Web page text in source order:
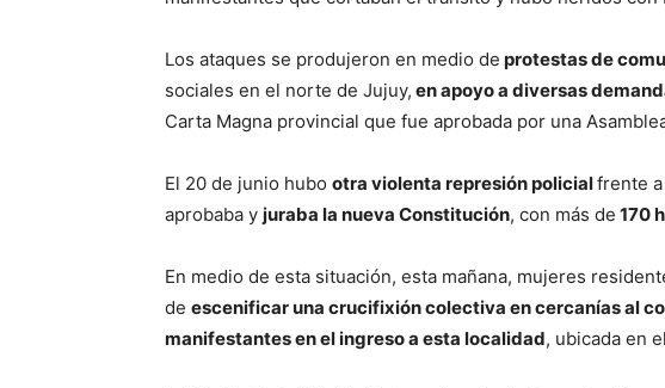
Los ataques se produjeron en medio de protestas de
sociales en el norte de Jujuy, en apoyo a diversas
Carta Magna provincial que fue aprobada por una
El 20 de junio hubo otra violenta represión policialfrente
aprobaba y juraba la nueva Constitución, con más de 170
En medio de esta situación, esta mañana, mujeres
de escenificar una crucifixión colectiva en cercanías al
manifestantes en el ingreso a esta localidad, ubicada en